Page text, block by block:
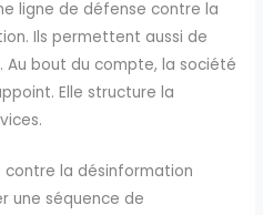
ligne de défense contre la
Ils permettent aussi de
Au bout du compte, la société
Elle structure la
la désinformation
une séquence de